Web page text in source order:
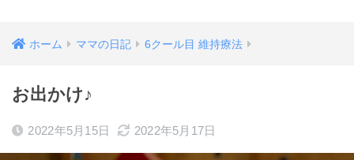
ホーム ママの日記 6クール目 維持療法
お出かけ♪
2022年5月15日 2022年5月17日